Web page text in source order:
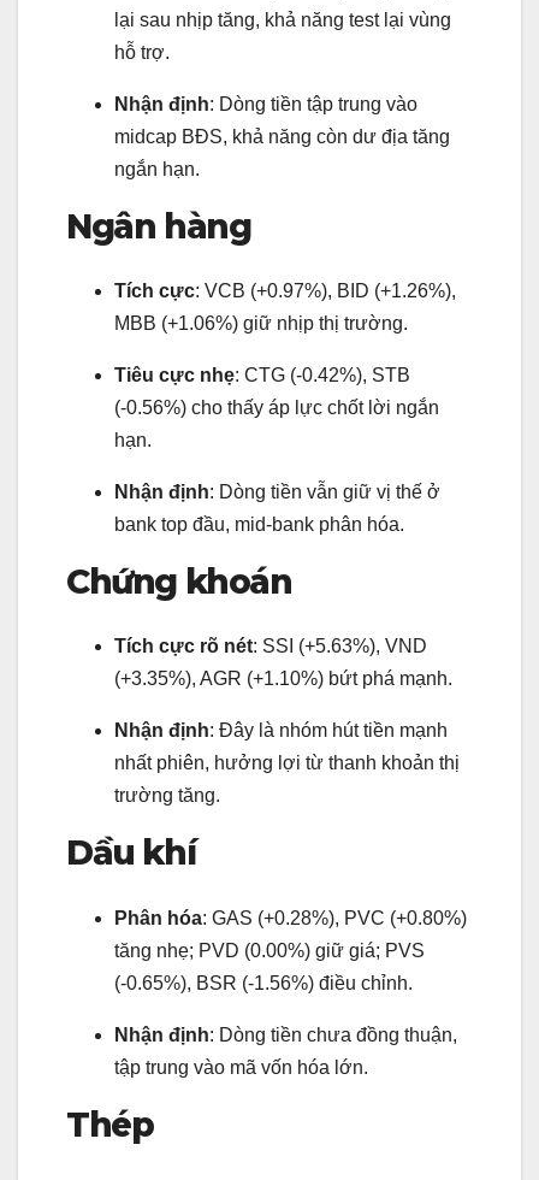
lại sau nhịp tăng, khả năng test lại vùng
hỗ trợ.
Nhận định: Dòng tiền tập trung vào
midcap BĐS, khả năng còn dư địa tăng
ngắn hạn.
Ngân hàng
Tích cực: VCB (+0.97%), BID (+1.26%),
MBB (+1.06%) giữ nhịp thị trường.
Tiêu cực nhẹ: CTG (-0.42%), STB
(-0.56%) cho thấy áp lực chốt lời ngắn
hạn.
Nhận định: Dòng tiền vẫn giữ vị thế ở
bank top đầu, mid-bank phân hóa.
Chứng khoán
Tích cực rõ nét: SSI (+5.63%), VND
(+3.35%), AGR (+1.10%) bứt phá mạnh.
Nhận định: Đây là nhóm hút tiền mạnh
nhất phiên, hưởng lợi từ thanh khoản thị
trường tăng.
Dầu khí
Phân hóa: GAS (+0.28%), PVC (+0.80%)
tăng nhẹ; PVD (0.00%) giữ giá; PVS
(-0.65%), BSR (-1.56%) điều chỉnh.
Nhận định: Dòng tiền chưa đồng thuận,
tập trung vào mã vốn hóa lớn.
Thép